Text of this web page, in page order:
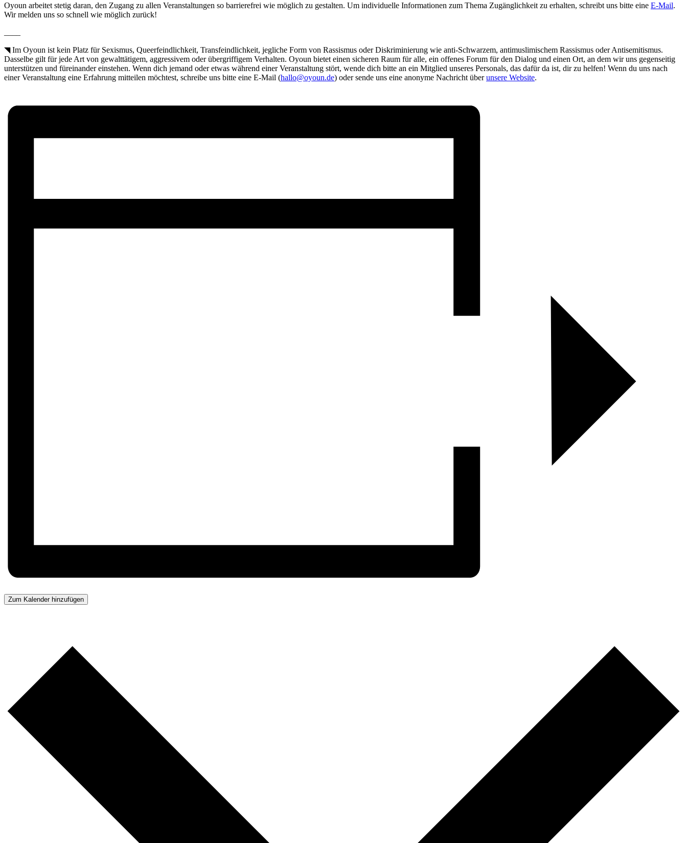
Oyoun arbeitet stetig daran, den Zugang zu allen Veranstaltungen so barrierefrei wie möglich zu gestalten. Um individuelle Informationen zum Thema Zugänglichkeit zu erhalten, schreibt uns bitte eine E-Mail.
Wir melden uns so schnell wie möglich zurück!
◥ Im Oyoun ist kein Platz für Sexismus, Queerfeindlichkeit, Transfeindlichkeit, jegliche Form von Rassismus oder Diskriminierung wie anti-Schwarzem, antimuslimischem Rassismus oder Antisemitismus.
Dasselbe gilt für jede Art von gewalttätigem, aggressivem oder übergriffigem Verhalten. Oyoun bietet einen sicheren Raum für alle, ein offenes Forum für den Dialog und einen Ort, an dem wir uns gegenseitig
unterstützen und füreinander einstehen. Wenn dich jemand oder etwas während einer Veranstaltung stört, wende dich bitte an ein Mitglied unseres Personals, das dafür da ist, dir zu helfen! Wenn du uns nach
einer Veranstaltung eine Erfahrung mitteilen möchtest, schreibe uns bitte eine E-Mail (hallo@oyoun.de) oder sende uns eine anonyme Nachricht überunsere Website.
Zum Kalender hinzufügen